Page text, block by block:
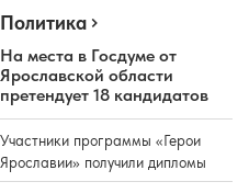
Политика
На места в Госдуме от
Ярославской области
претендует 18 кандидатов
Участники программы «Герои
Ярославии» получили дипломы